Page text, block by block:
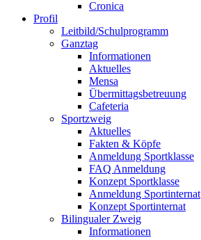
Cronica
Profil
Leitbild/Schulprogramm
Ganztag
Informationen
Aktuelles
Mensa
Übermittagsbetreuung
Cafeteria
Sportzweig
Aktuelles
Fakten & Köpfe
Anmeldung Sportklasse
FAQ Anmeldung
Konzept Sportklasse
Anmeldung Sportinternat
Konzept Sportinternat
Bilingualer Zweig
Informationen